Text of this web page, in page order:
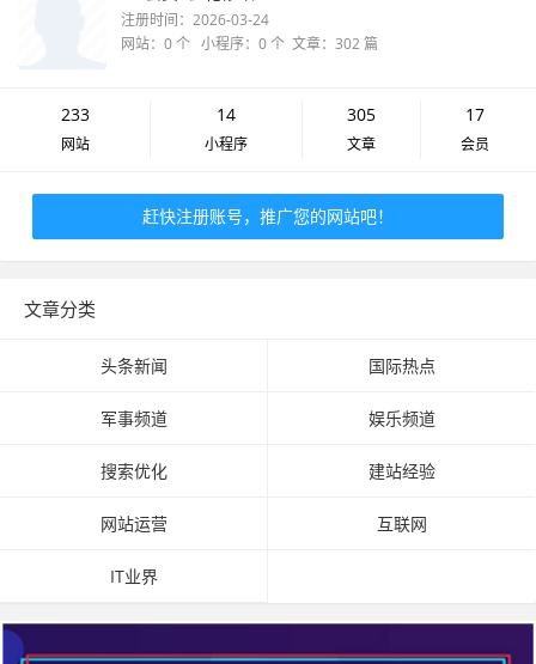
注册时间：2026-03-24
网站：0 个 小程序：0 个 文章：302 篇
233
网站
14
小程序
305
文章
17
会员
赶快注册账号，推广您的网站吧！
文章分类
头条新闻 国际热点
军事频道 娱乐频道
搜索优化 建站经验
网站运营 互联网
IT业界